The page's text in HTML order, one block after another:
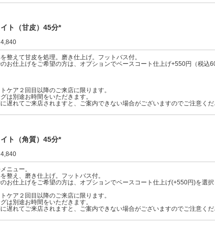
ト（甘皮）45分*
4,840
整えて甘皮を処理。磨き仕上げ。フットバス付。
お仕上げをご希望の方は、オプションでベースコート仕上げ+550円（税込
ケア２回目以降のご来店に限ります。
は別途お時間をいただきます。
遅れてご来店されますと、ご案内できない場合がございますのでご注意くだ
ト（角質）45分*
4,840
ニュー。
整え、磨き仕上げ。フットバス付。
お仕上げをご希望の方は、オプションでベースコート仕上げ(+550円)を選択
ケア２回目以降のご来店に限ります。
は別途お時間をいただきます。
遅れてご来店されますと、ご案内できない場合がございますのでご注意くだ